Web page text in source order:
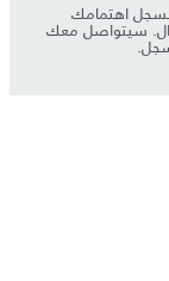
اهتمامك
سيتواصل معك